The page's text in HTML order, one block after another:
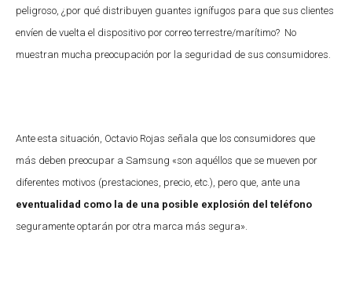
peligroso, ¿por qué distribuyen guantes ignífugos para que sus clientes
envíen de vuelta el dispositivo por correo terrestre/marítimo? No
muestran mucha preocupación por la seguridad de sus consumidores.
Ante esta situación, Octavio Rojas señala que los consumidores que
más deben preocupar a Samsung «son aquéllos que se mueven por
diferentes motivos (prestaciones, precio, etc.), pero que, ante una
eventualidad como la de una posible explosión del teléfono
seguramente optarán por otra marca más segura».